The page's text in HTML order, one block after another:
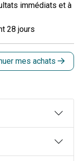
immédiats et à
28 jours
mes achats